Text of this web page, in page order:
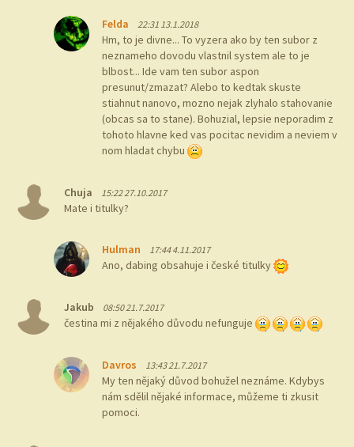
Felda 22:31 13.1.2018
Hm, to je divne... To vyzera ako by ten subor z
neznameho dovodu vlastnil system ale to je
blbost... Ide vam ten subor aspon
presunut/zmazat? Alebo to kedtak skuste
stiahnut nanovo, mozno nejak zlyhalo stahovanie
(obcas sa to stane). Bohuzial, lepsie neporadim z
tohoto hlavne ked vas pocitac nevidim a neviem v
nom hladat chybu
Chuja 15:22 27.10.2017
Mate i titulky?
Hulman 17:44 4.11.2017
Ano, dabing obsahuje i české titulky
Jakub 08:50 21.7.2017
čestina mi z nějakého důvodu nefunguje
Davros 13:43 21.7.2017
My ten nějaký důvod bohužel neznáme. Kdybys
nám sdělil nějaké informace, můžeme ti zkusit
pomoci.